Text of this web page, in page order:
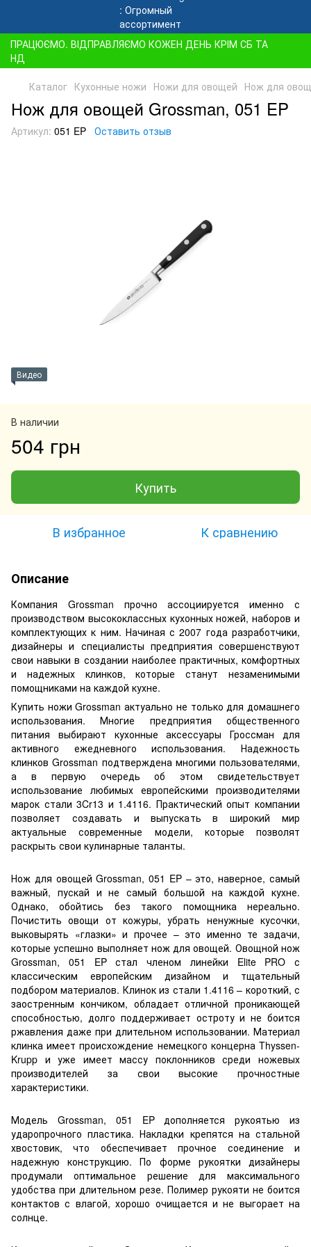
ПРАЦЮЄМО. ВІДПРАВЛЯЄМО КОЖЕН ДЕНЬ КРІМ СБ ТА
НД
Каталог Кухонные ножи Ножи для овощей Нож для
Нож для овощей Grossman, 051 EP
Артикул: 051 EP Оставить отзыв
Видео
В наличии
504 грн
Купить
В избранное К сравнению
Описание
Компания Grossman прочно ассоциируется именно с
производством высококлассных кухонных ножей, наборов и
комплектующих к ним. Начиная с 2007 года разработчики,
дизайнеры и специалисты предприятия совершенствуют
свои навыки в создании наиболее практичных, комфортных
и надежных клинков, которые станут незаменимыми
помощниками на каждой кухне.
Купить ножи Grossman актуально не только для домашнего
использования. Многие предприятия общественного
питания выбирают кухонные аксессуары Гроссман для
активного ежедневного использования. Надежность
клинков Grossman подтверждена многими пользователями,
а в первую очередь об этом свидетельствует
использование любимых европейскими производителями
марок стали 3Cr13 и 1.4116. Практический опыт компании
позволяет создавать и выпускать в широкий мир
актуальные современные модели, которые позволят
раскрыть свои кулинарные таланты.
Нож для овощей Grossman, 051 EP – это, наверное, самый
важный, пускай и не самый большой на каждой кухне.
Однако, обойтись без такого помощника нереально.
Почистить овощи от кожуры, убрать ненужные кусочки,
выковырять «глазки» и прочее – это именно те задачи,
которые успешно выполняет нож для овощей. Овощной нож
Grossman, 051 EP стал членом линейки Elite PRO с
классическим европейским дизайном и тщательный
подбором материалов. Клинок из стали 1.4116 – короткий, с
заостренным кончиком, обладает отличной проникающей
способностью, долго поддерживает остроту и не боится
ржавления даже при длительном использовании. Материал
клинка имеет происхождение немецкого концерна Thyssen-
Krupp и уже имеет массу поклонников среди ножевых
производителей за свои высокие прочностные
характеристики.
Модель Grossman, 051 EP дополняется рукоятью из
ударопрочного пластика. Накладки крепятся на стальной
хвостовик, что обеспечивает прочное соединение и
надежную конструкцию. По форме рукоятки дизайнеры
продумали оптимальное решение для максимального
удобства при длительном резе. Полимер рукояти не боится
контактов с влагой, хорошо очищается и не выгорает на
солнце.